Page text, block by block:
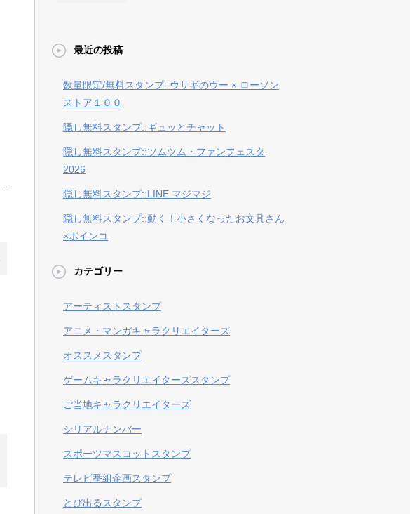
最近の投稿
数量限定/無料スタンプ::ウサギのウー × ローソン
ストア１００
隠し無料スタンプ::ギュッとチャット
隠し無料スタンプ::ツムツム・ファンフェスタ
2026
隠し無料スタンプ::LINE マジマジ
隠し無料スタンプ::動く！小さくなったお文具さん
×ポインコ
カテゴリー
アーティストスタンプ
アニメ・マンガキャラクリエイターズ
オススメスタンプ
ゲームキャラクリエイターズスタンプ
ご当地キャラクリエイターズ
シリアルナンバー
スポーツマスコットスタンプ
テレビ番組企画スタンプ
とび出るスタンプ